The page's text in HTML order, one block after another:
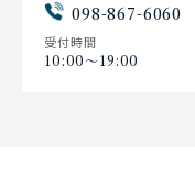
098-867-6060
受付時間
10:00〜19:00